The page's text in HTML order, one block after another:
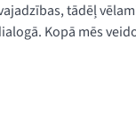
tādēļ
Kopā mēs